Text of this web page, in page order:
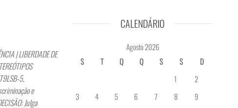
| LIBERDADE DE
5,
e
Julga
CALENDÁRIO
Agosto 2026
S
T Q Q S S
D
1
2
3
4 5 6 7 8
9